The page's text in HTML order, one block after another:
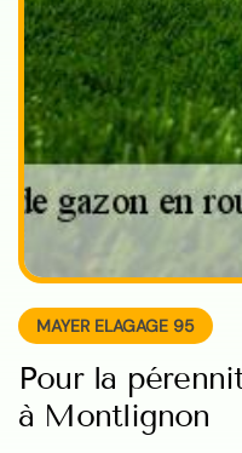
MAYER ELAGAGE 95
Pour la
à Montlignon